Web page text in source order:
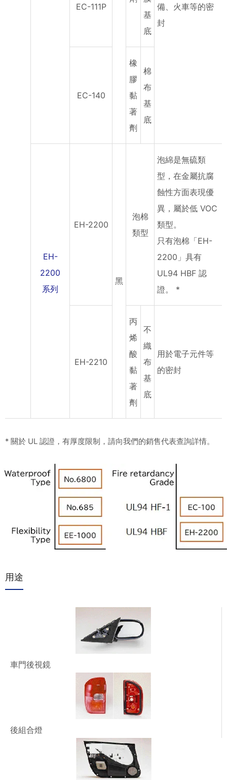
備、火車等的密
封
EC-111P
基
底
EC-140
橡
膠
黏
著
劑
棉
布
基
底
EH-
2200
系列
EH-2200
黑
泡棉
類型
泡綿是無硫類
型，在金屬抗腐
蝕性方面表現優
異，屬於低 VOC
類型。
只有泡棉「EH-
2200」具有
UL94 HBF 認
證。 *
EH-2210
丙
烯
酸
黏
著
劑
不
織
布
基
底
用於電子元件等
的密封
* 關於 UL 認證，有厚度限制，請向我們的銷售代表查詢詳情。
用途
車門後視鏡
後組合燈